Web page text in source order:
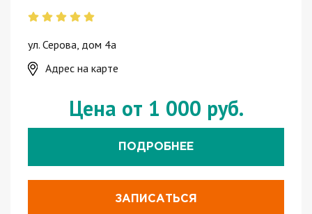
ул. Серова, дом 4а
Адрес на карте
Цена от 1 000 руб.
ПОДРОБНЕЕ
ЗАПИСАТЬСЯ